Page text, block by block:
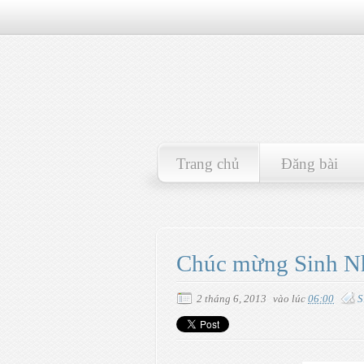
Trang chủ Đăng bài
Chúc mừng Sinh
2 tháng 6, 2013 vào lúc 06:00